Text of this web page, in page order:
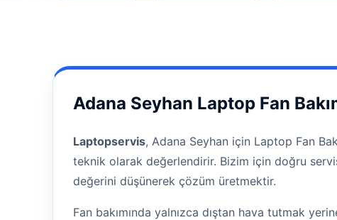
Adana Seyhan Laptop Fan
Laptopservis, Adana Seyhan için Laptop Fan
teknik olarak değerlendirir. Bizim için doğru
değerini düşünerek çözüm üretmektir.
Fan bakımında yalnızca dıştan hava tutmak